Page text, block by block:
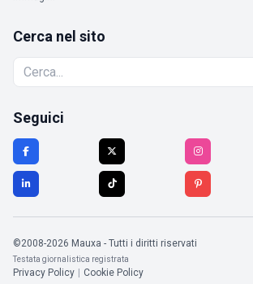
Cerca nel sito
Seguici
©2008-2026 Mauxa - Tutti i diritti riservati
Testata giornalistica registrata
Privacy Policy Cookie Policy